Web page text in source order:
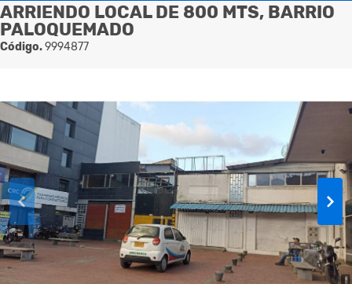
ARRIENDO LOCAL DE 800 MTS, BARRIO
PALOQUEMADO
Código.9994877